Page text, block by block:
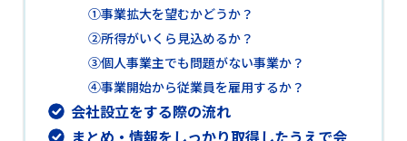
①事業拡大を望むかどうか？
②所得がいくら見込めるか？
③個人事業主でも問題がない事業か？
④事業開始から従業員を雇用するか？
会社設立をする際の流れ
まとめ・情報をしっかり取得したうえで会